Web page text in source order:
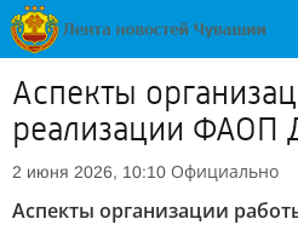
Аспекты
реализации ФАОП
2 июня 2026, 10:10 Официально
Аспекты организации